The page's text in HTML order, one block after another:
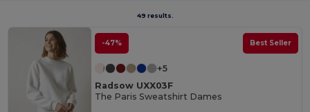
49 results.
-47% Best Seller
+5
Radsow UXX03F
The Paris Sweatshirt Dames